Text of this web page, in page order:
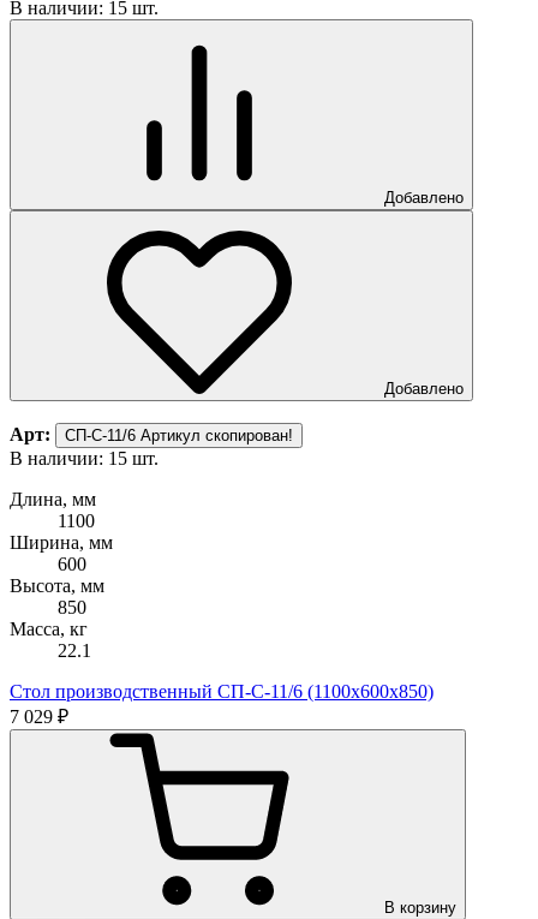
В наличии: 15 шт.
Добавлено
Добавлено
Арт: СП-С-11/6 Артикул скопирован!
В наличии: 15 шт.
Длина, мм
1100
Ширина, мм
600
Высота, мм
850
Масса, кг
22.1
Стол производственный СП-С-11/6 (1100х600х850)
7 029 ₽
В корзину